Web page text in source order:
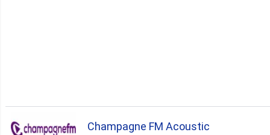
1. News Champagne FM Acoustic